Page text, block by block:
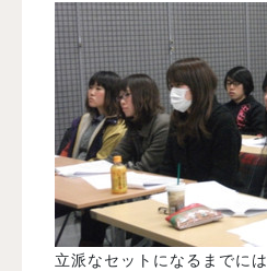
立派なセットになるまでには